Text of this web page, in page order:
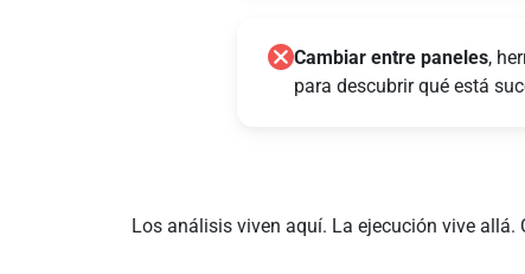
Cambiar entre paneles,
para descubrir qué está
Los análisis viven aquí. La ejecución vive